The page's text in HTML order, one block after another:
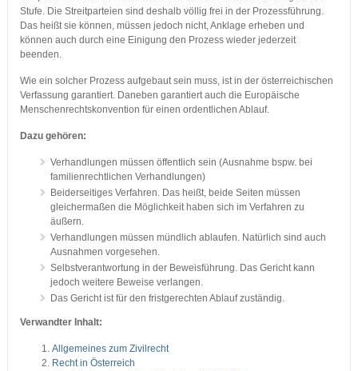
Stufe. Die Streitparteien sind deshalb völlig frei in der Prozessführung.
Das heißt sie können, müssen jedoch nicht, Anklage erheben und
können auch durch eine Einigung den Prozess wieder jederzeit
beenden.
Wie ein solcher Prozess aufgebaut sein muss, ist in der österreichischen
Verfassung garantiert. Daneben garantiert auch die Europäische
Menschenrechtskonvention für einen ordentlichen Ablauf.
Dazu gehören:
Verhandlungen müssen öffentlich sein (Ausnahme bspw. bei
familienrechtlichen Verhandlungen)
Beiderseitiges Verfahren. Das heißt, beide Seiten müssen
gleichermaßen die Möglichkeit haben sich im Verfahren zu
äußern.
Verhandlungen müssen mündlich ablaufen. Natürlich sind auch
Ausnahmen vorgesehen.
Selbstverantwortung in der Beweisführung. Das Gericht kann
jedoch weitere Beweise verlangen.
Das Gericht ist für den fristgerechten Ablauf zuständig.
Verwandter Inhalt:
Allgemeines zum Zivilrecht
Recht in Österreich